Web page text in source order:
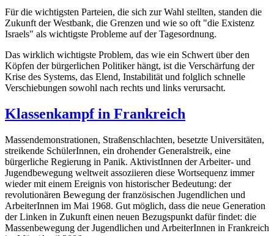
Für die wichtigsten Parteien, die sich zur Wahl stellten, standen die
Zukunft der Westbank, die Grenzen und wie so oft "die Existenz
Israels" als wichtigste Probleme auf der Tagesordnung.
Das wirklich wichtigste Problem, das wie ein Schwert über den
Köpfen der bürgerlichen Politiker hängt, ist die Verschärfung der
Krise des Systems, das Elend, Instabilität und folglich schnelle
Verschiebungen sowohl nach rechts und links verursacht.
Klassenkampf in Frankreich
Massendemonstrationen, Straßenschlachten, besetzte Universitäten,
streikende SchülerInnen, ein drohender Generalstreik, eine
bürgerliche Regierung in Panik. AktivistInnen der Arbeiter- und
Jugendbewegung weltweit assoziieren diese Wortsequenz immer
wieder mit einem Ereignis von historischer Bedeutung: der
revolutionären Bewegung der französischen Jugendlichen und
ArbeiterInnen im Mai 1968. Gut möglich, dass die neue Generation
der Linken in Zukunft einen neuen Bezugspunkt dafür findet: die
Massenbewegung der Jugendlichen und ArbeiterInnen in Frankreich